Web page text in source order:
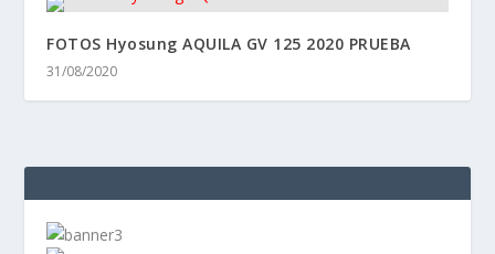
FOTOS Hyosung AQUILA GV 125 2020 PRUEBA
31/08/2020